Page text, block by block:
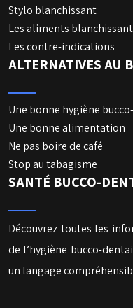
Stylo blanchissant
Les aliments
Les contre-indications
ALTERNATIVES AU
Une bonne hygiène
Une bonne alimentation
Ne pas boire de café
Stop au tabagisme
SANTÉ BUCCO-
Découvrez toutes les
de l’hygiène bucco-
un langage